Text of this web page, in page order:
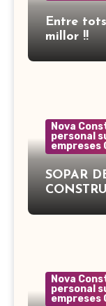
Entre
millor !!
Nova
personal
empreses
SOPAR
Nova
personal
empreses